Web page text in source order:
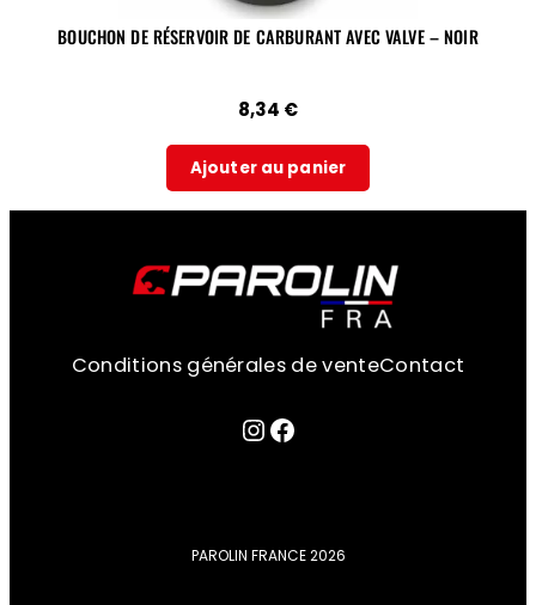
BOUCHON DE RÉSERVOIR DE CARBURANT AVEC VALVE – NOIR
8,34 €
Ajouter au panier
Conditions générales de venteContact
Lien sur la page instagram
Facebook
PAROLIN FRANCE 2026